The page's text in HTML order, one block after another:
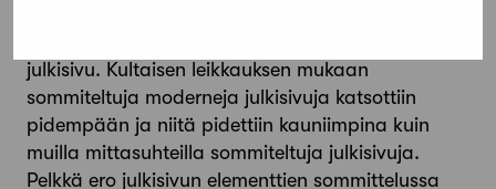
julkisivu. Kultaisen leikkauksen mukaan
sommiteltuja moderneja julkisivuja katsottiin
pidempään ja niitä pidettiin kauniimpina kuin
muilla mittasuhteilla sommiteltuja julkisivuja.
Pelkkä ero julkisivun elementtien sommittelussa